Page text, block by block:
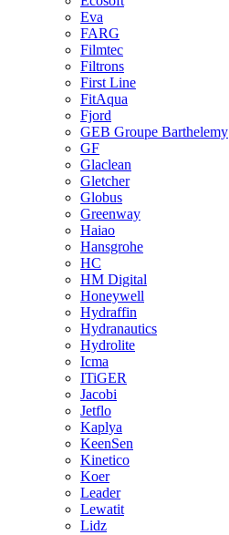
Eva
FARG
Filmtec
Filtrons
First Line
FitAqua
Fjord
GEB Groupe Barthelemy
GF
Glaclean
Gletcher
Globus
Greenway
Haiao
Hansgrohe
HC
HM Digital
Honeywell
Hydraffin
Hydranautics
Hydrolite
Icma
ITiGER
Jacobi
Jetflo
Kaplya
KeenSen
Kinetico
Koer
Leader
Lewatit
Lidz